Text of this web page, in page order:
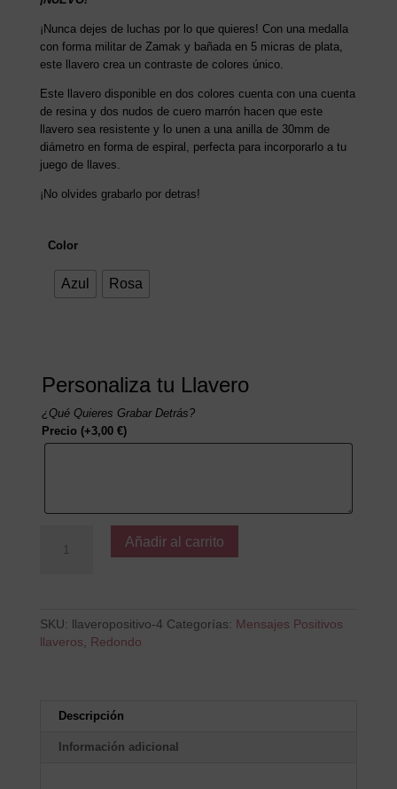
¡Nunca dejes de luchas por lo que quieres! Con una medalla
con forma militar de Zamak y bañada en 5 micras de plata,
este llavero crea un contraste de colores único.
Este llavero disponible en dos colores cuenta con una cuenta
de resina y dos nudos de cuero marrón hacen que este
llavero sea resistente y lo unen a una anilla de 30mm de
diámetro en forma de espiral, perfecta para incorporarlo a tu
juego de llaves.
¡No olvides grabarlo por detras!
Color
Azul Rosa
Personaliza tu Llavero
¿Qué Quieres Grabar Detrás?
Precio (+3,00 €)
dejes
lo
que
Añadir al carrito
SKU: llaveropositivo-4 Categorías: Mensajes Positivos
llaveros
Redondo
Descripción
Información adicional